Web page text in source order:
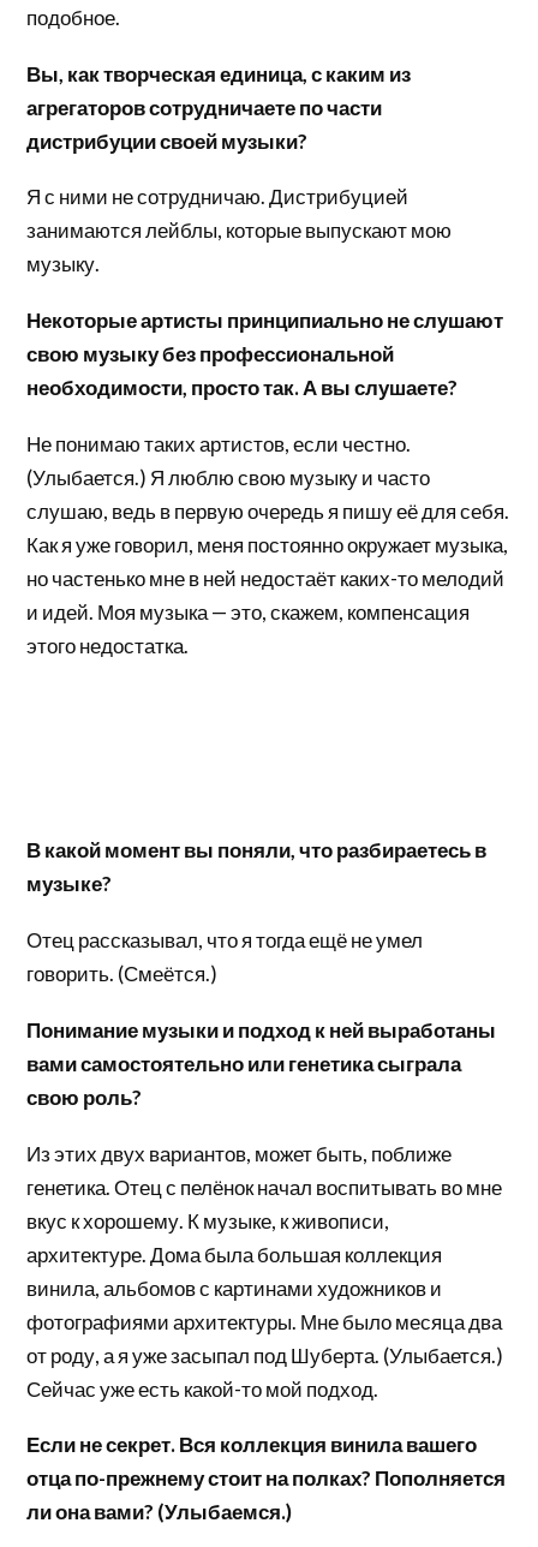
подобное.
Вы, как творческая единица, с каким из
агрегаторов сотрудничаете по части
дистрибуции своей музыки?
Я с ними не сотрудничаю. Дистрибуцией
занимаются лейблы, которые выпускают мою
музыку.
Некоторые артисты принципиально не слушают
свою музыку без профессиональной
необходимости, просто так. А вы слушаете?
Не понимаю таких артистов, если честно.
(Улыбается.) Я люблю свою музыку и часто
слушаю, ведь в первую очередь я пишу её для себя.
Как я уже говорил, меня постоянно окружает музыка,
но частенько мне в ней недостаёт каких-то мелодий
и идей. Моя музыка — это, скажем, компенсация
этого недостатка.
В какой момент вы поняли, что разбираетесь в
музыке?
Отец рассказывал, что я тогда ещё не умел
говорить. (Смеётся.)
Понимание музыки и подход к ней выработаны
вами самостоятельно или генетика сыграла
свою роль?
Из этих двух вариантов, может быть, поближе
генетика. Отец с пелёнок начал воспитывать во мне
вкус к хорошему. К музыке, к живописи,
архитектуре. Дома была большая коллекция
винила, альбомов с картинами художников и
фотографиями архитектуры. Мне было месяца два
от роду, а я уже засыпал под Шуберта. (Улыбается.)
Сейчас уже есть какой-то мой подход.
Если не секрет. Вся коллекция винила вашего
отца по-прежнему стоит на полках? Пополняется
ли она вами? (Улыбаемся.)